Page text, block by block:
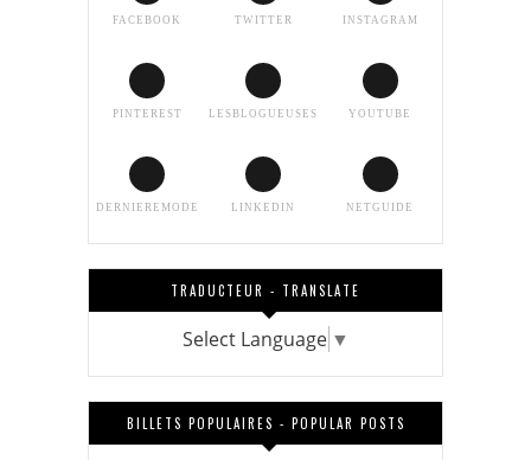
FACEBOOK TWITTER INSTAGRAM
PINTEREST LESBLOGUEUSES YOUTUBE
DERNIEREMODE LINKEDIN NETGUIDE
TRADUCTEUR - TRANSLATE
Select Language ▼
BILLETS POPULAIRES - POPULAR POSTS